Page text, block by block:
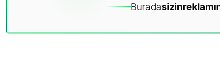
Buradasizin